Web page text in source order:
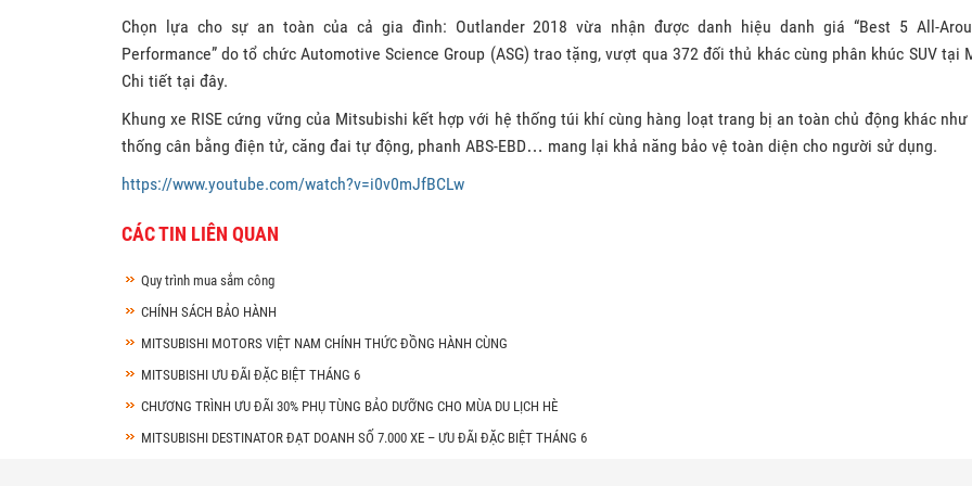
Chọn lựa cho sự an toàn của cả gia đình: Outlander 2018 vừa nhận được danh hiệu danh giá “Best 5 All-
Performance” do tổ chức Automotive Science Group (ASG) trao tặng, vượt qua 372 đối thủ khác cùng phân khúc SUV tại
Chi tiết tại đây.
Khung xe RISE cứng vững của Mitsubishi kết hợp với hệ thống túi khí cùng hàng loạt trang bị an toàn chủ động khác như
thống cân bằng điện tử, căng đai tự động, phanh ABS-EBD… mang lại khả năng bảo vệ toàn diện cho người sử dụng.
https://www.youtube.com/watch?v=i0v0mJfBCLw
CÁC TIN LIÊN QUAN
Quy trình mua sắm công
CHÍNH SÁCH BẢO HÀNH
MITSUBISHI MOTORS VIỆT NAM CHÍNH THỨC ĐỒNG HÀNH CÙNG
MITSUBISHI ƯU ĐÃI ĐẶC BIỆT THÁNG 6
CHƯƠNG TRÌNH ƯU ĐÃI 30% PHỤ TÙNG BẢO DƯỠNG CHO MÙA DU LỊCH HÈ
MITSUBISHI DESTINATOR ĐẠT DOANH SỐ 7.000 XE – ƯU ĐÃI ĐẶC BIỆT THÁNG 6